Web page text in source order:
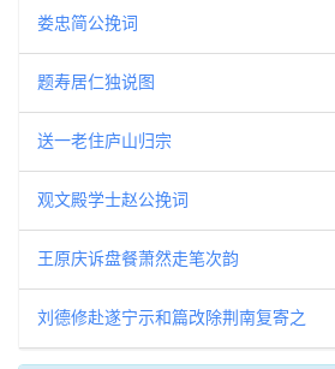
娄忠简公挽词
题寿居仁独说图
送一老住庐山归宗
观文殿学士赵公挽词
王原庆诉盘餐萧然走笔次韵
刘德修赴遂宁示和篇改除荆南复寄之